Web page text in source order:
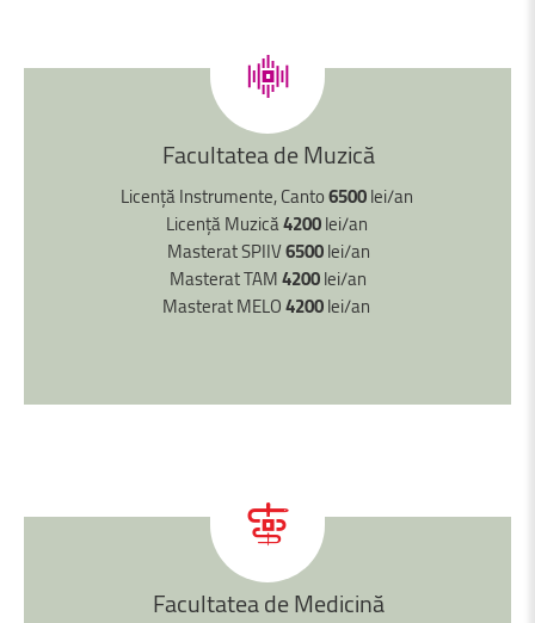
FacultateadeMuzică
Licență Instrumente, Canto6500lei/an
Licență Muzică4200lei/an
Masterat SPIIV6500lei/an
Masterat TAM4200lei/an
Masterat MELO4200lei/an
FacultateadeMedicină